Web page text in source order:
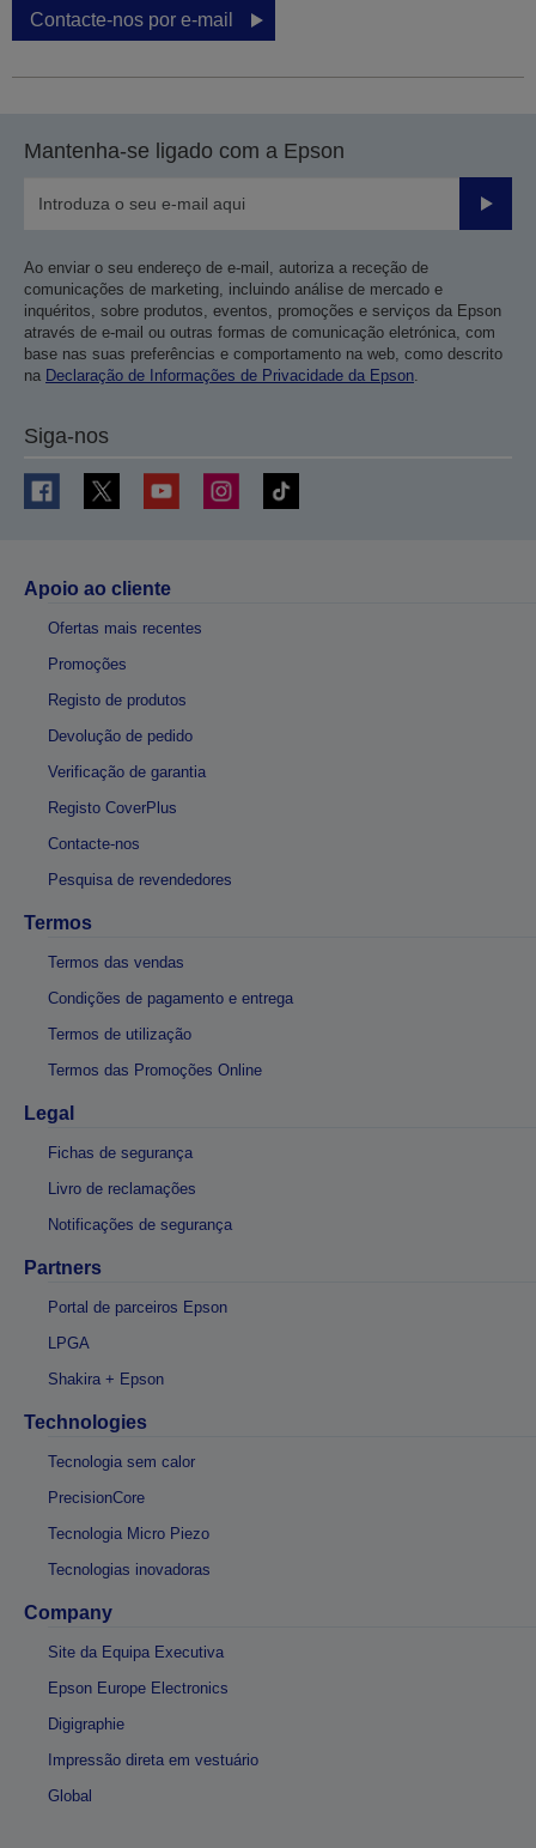
Contacte-nos por e-mail
Mantenha-se ligado com a Epson
Enviar
Ao enviar o seu endereço de e-mail, autoriza a receção de
comunicações de marketing, incluindo análise de mercado e
inquéritos, sobre produtos, eventos, promoções e serviços da Epson
através de e-mail ou outras formas de comunicação eletrónica, com
base nas suas preferências e comportamento na web, como descrito
na Declaração de Informações de Privacidade da Epson.
Siga-nos
Apoio ao cliente
Ofertas mais recentes
Promoções
Registo de produtos
Devolução de pedido
Verificação de garantia
Registo CoverPlus
Contacte-nos
Pesquisa de revendedores
Termos
Termos das vendas
Condições de pagamento e entrega
Termos de utilização
Termos das Promoções Online
Legal
Fichas de segurança
Livro de reclamações
Notificações de segurança
Partners
Portal de parceiros Epson
LPGA
Shakira + Epson
Technologies
Tecnologia sem calor
PrecisionCore
Tecnologia Micro Piezo
Tecnologias inovadoras
Company
Site da Equipa Executiva
Epson Europe Electronics
Digigraphie
Impressão direta em vestuário
Global